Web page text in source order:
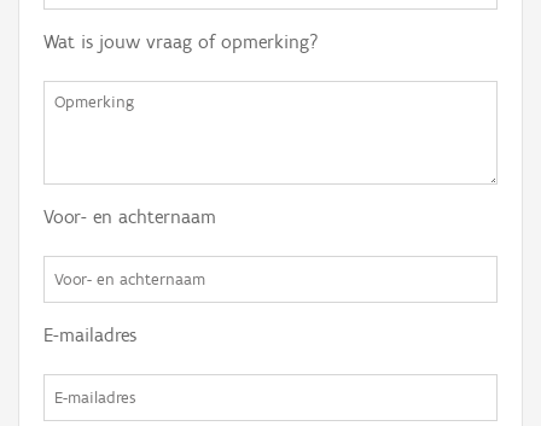
Wat is jouw vraag of opmerking?
Voor- en achternaam
E-mailadres